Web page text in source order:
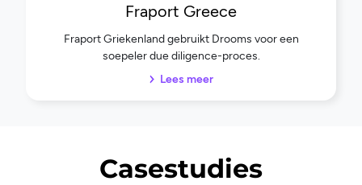
Fraport Greece
Fraport Griekenland gebruikt Drooms voor een
soepeler due diligence-proces.
Lees meer
Casestudies